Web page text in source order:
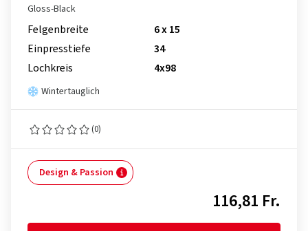
Gloss-Black
Felgenbreite
6 x 15
Einpresstiefe
34
Lochkreis
4x98
Wintertauglich
(0)
Design & Passion
116,81 Fr.